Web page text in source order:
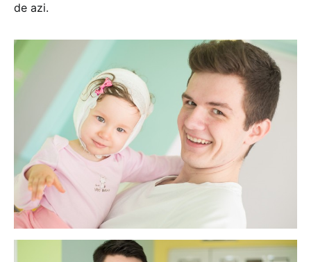
de azi.